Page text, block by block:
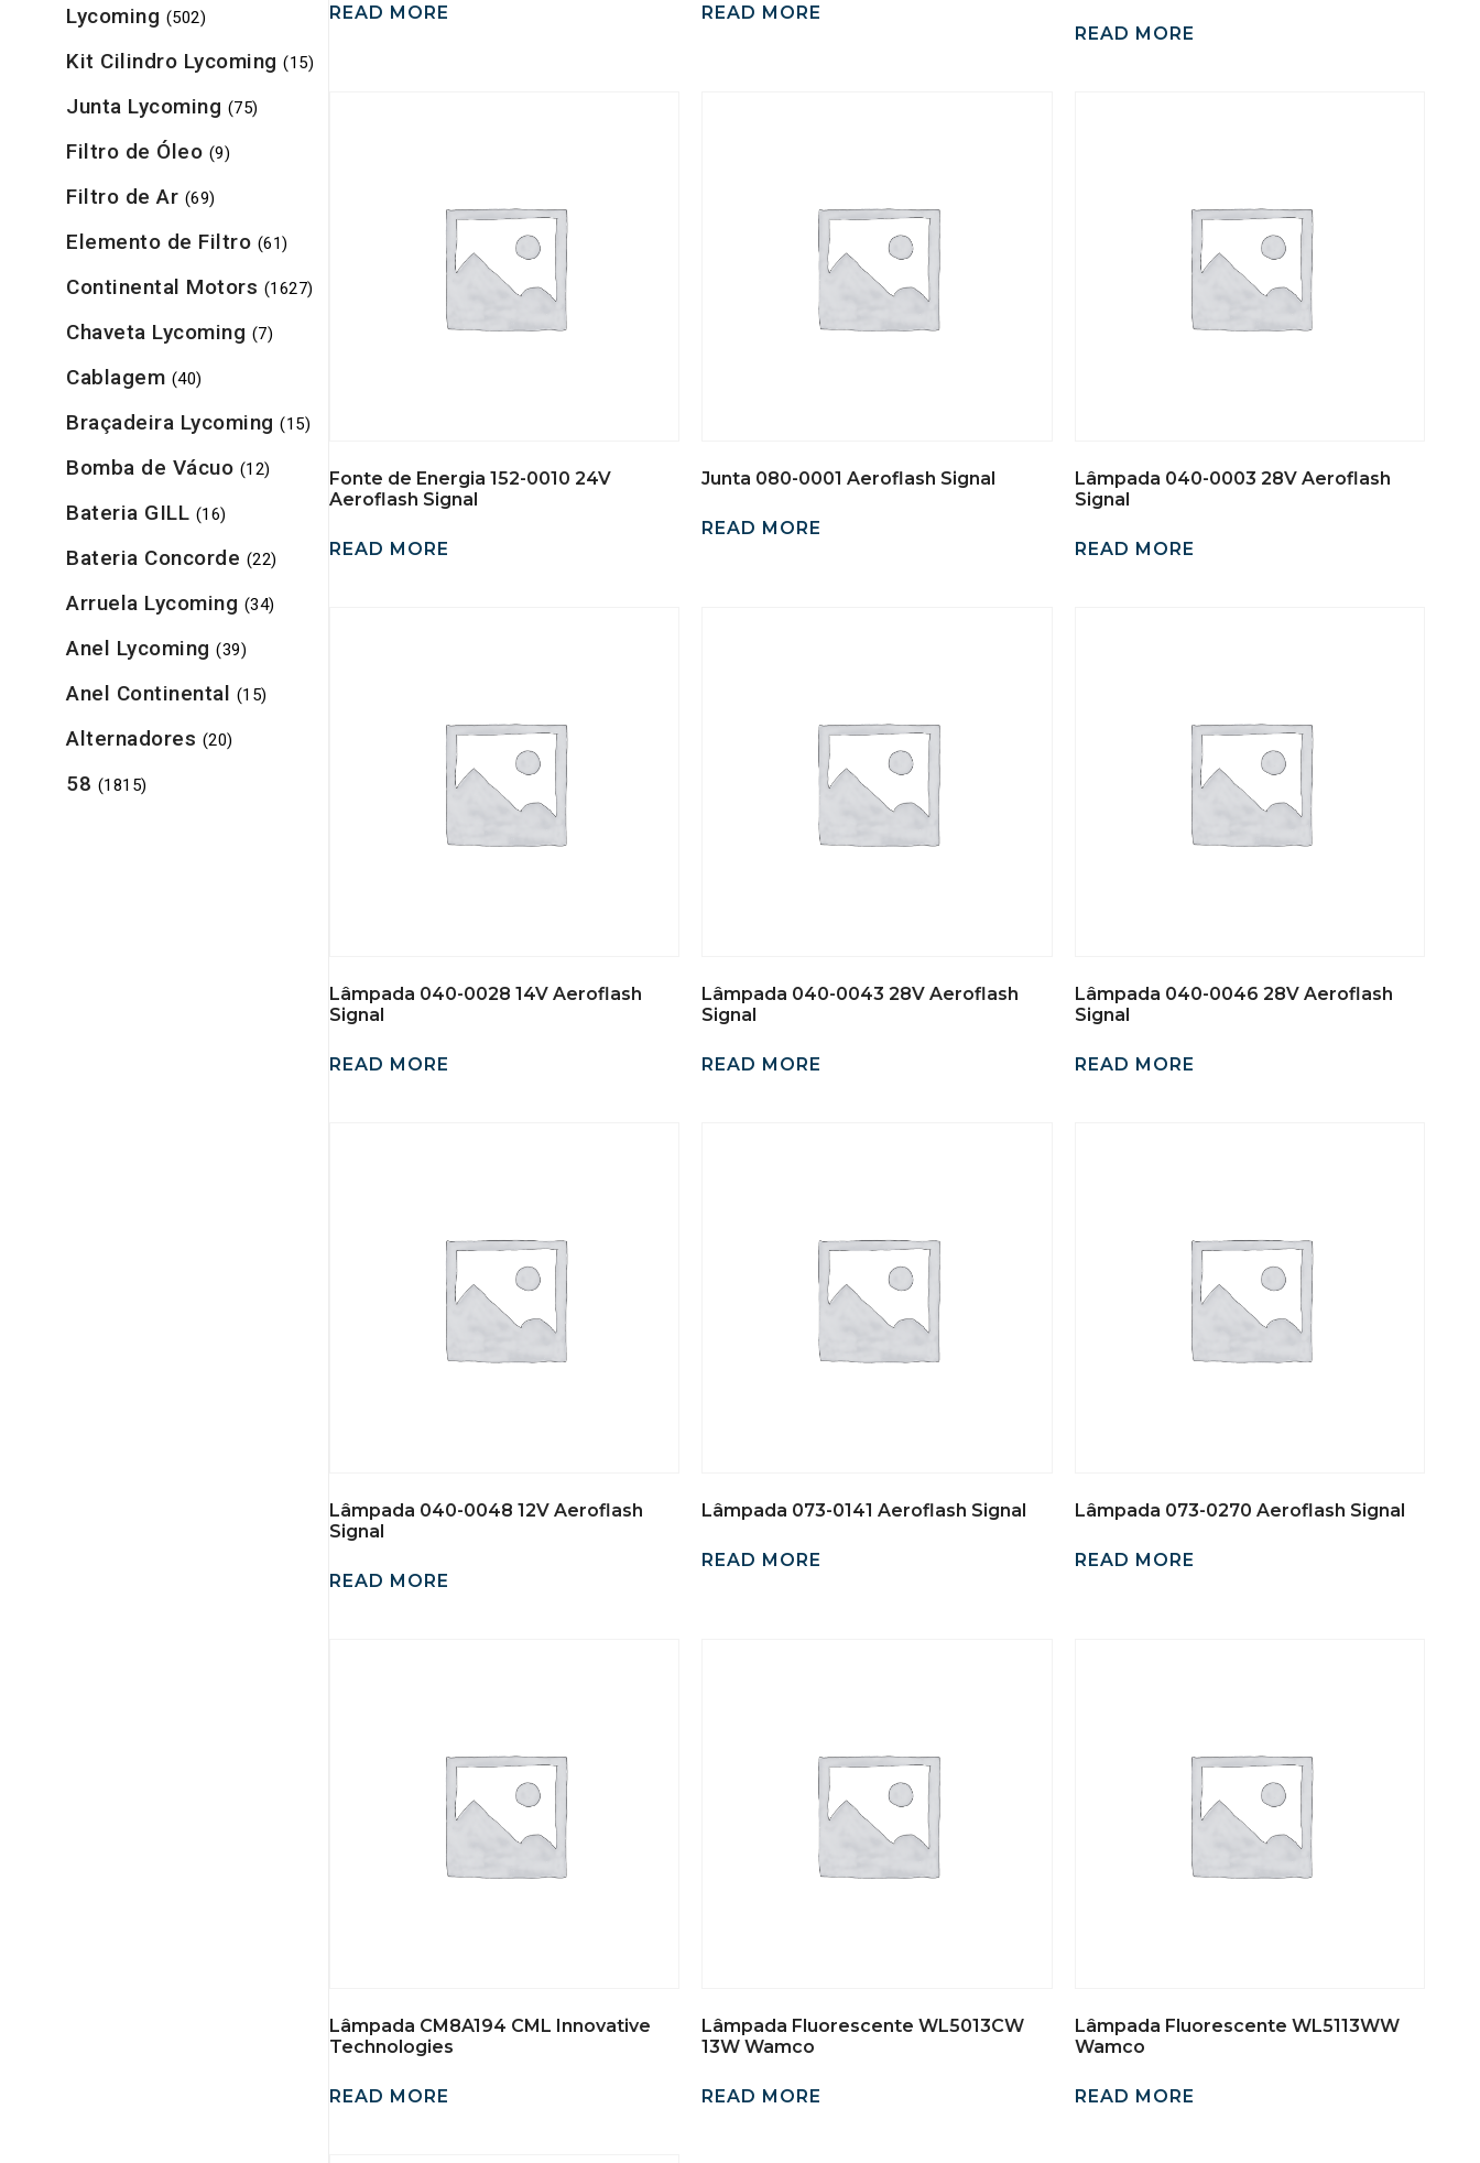
Lycoming (502)
Kit Cilindro Lycoming (15)
Junta Lycoming (75)
Filtro de Óleo (9)
Filtro de Ar (69)
Elemento de Filtro (61)
Continental Motors (1627)
Chaveta Lycoming (7)
Cablagem (40)
Braçadeira Lycoming (15)
Bomba de Vácuo (12)
Bateria GILL (16)
Bateria Concorde (22)
Arruela Lycoming (34)
Anel Lycoming (39)
Anel Continental (15)
Alternadores (20)
58 (1815)
READ MORE READ MORE
READ MORE
Fonte de Energia 152-0010 24V
Aeroflash Signal
READ MORE
Junta 080-0001 Aeroflash Signal
READ MORE
Lâmpada 040-0003 28V Aeroflash
Signal
READ MORE
Lâmpada 040-0028 14V Aeroflash
Signal
READ MORE
Lâmpada 040-0043 28V Aeroflash
Signal
READ MORE
Lâmpada 040-0046 28V Aeroflash
Signal
READ MORE
Lâmpada 040-0048 12V Aeroflash
Signal
READ MORE
Lâmpada 073-0141 Aeroflash Signal
READ MORE
Lâmpada 073-0270 Aeroflash Signal
READ MORE
Lâmpada CM8A194 CML Innovative
Technologies
READ MORE
Lâmpada Fluorescente WL5013CW
13W Wamco
READ MORE
Lâmpada Fluorescente WL5113WW
Wamco
READ MORE